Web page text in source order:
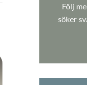
Följ
söker